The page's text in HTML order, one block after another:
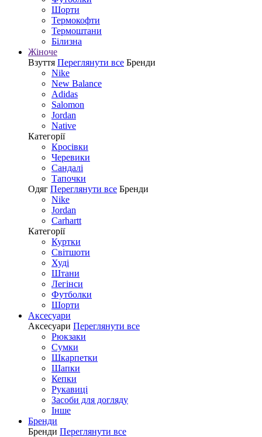
Шорти
Термокофти
Термоштани
Білизна
Жіноче
Взуття Переглянути все Бренди
Nike
New Balance
Adidas
Salomon
Jordan
Native
Категорії
Кросівки
Черевики
Сандалі
Tапочки
Одяг Переглянути все Бренди
Nike
Jordan
Carhartt
Категорії
Куртки
Світшоти
Худі
Штани
Легінси
Футболки
Шорти
Аксесуари
Аксесуари Переглянути все
Рюкзаки
Сумки
Шкарпетки
Шапки
Кепки
Рукавиці
Засоби для догляду
Інше
Бренди
Бренди Переглянути все